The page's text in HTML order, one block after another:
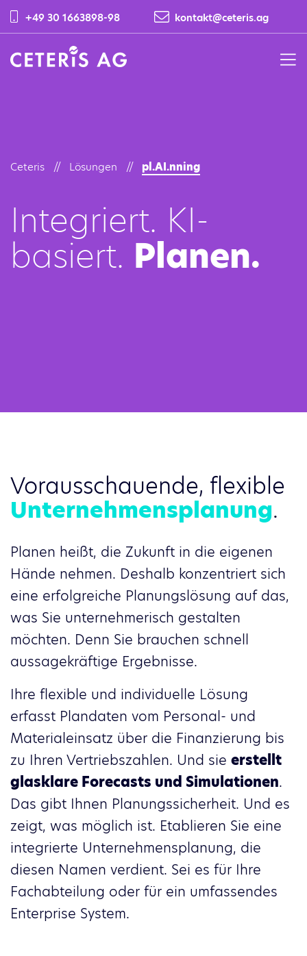
+49 30 1663898-98 kontakt@ceteris.ag
Ceteris Lösungen pl.AI.nning
Integriert. KI-
basiert. Planen.
Vorausschauende, flexible
Unternehmensplanung.
Planen heißt, die Zukunft in die eigenen
Hände nehmen. Deshalb konzentriert sich
eine erfolgreiche Planungslösung auf das,
was Sie unternehmerisch gestalten
möchten. Denn Sie brauchen schnell
aussagekräftige Ergebnisse.
Ihre flexible und individuelle Lösung
erfasst Plandaten vom Personal- und
Materialeinsatz über die Finanzierung bis
zu Ihren Vertriebszahlen. Und sie erstellt
glasklare Forecasts und Simulationen.
Das gibt Ihnen Planungssicherheit. Und es
zeigt, was möglich ist. Etablieren Sie eine
integrierte Unternehmensplanung, die
diesen Namen verdient. Sei es für Ihre
Fachabteilung oder für ein umfassendes
Enterprise System.